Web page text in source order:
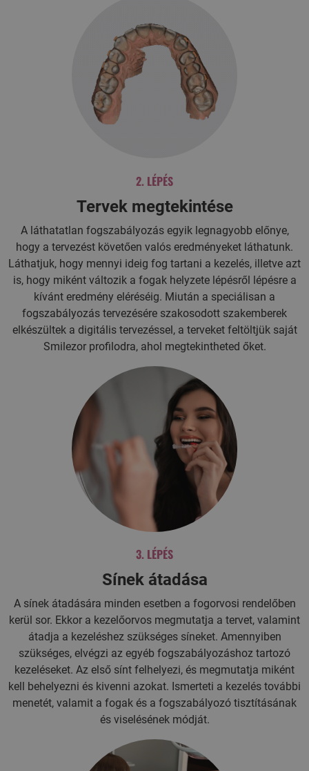
2. LÉPÉS
Tervek megtekintése
A láthatatlan fogszabályozás egyik legnagyobb előnye,
hogy a tervezést követően valós eredményeket láthatunk.
Láthatjuk, hogy mennyi ideig fog tartani a kezelés, illetve azt
is, hogy miként változik a fogak helyzete lépésről lépésre a
kívánt eredmény eléréséig. Miután a speciálisan a
fogszabályozás tervezésére szakosodott szakemberek
elkészültek a digitális tervezéssel, a terveket feltöltjük saját
Smilezor profilodra, ahol megtekintheted őket.
3. LÉPÉS
Sínek átadása
A sínek átadására minden esetben a fogorvosi rendelőben
kerül sor. Ekkor a kezelőorvos megmutatja a tervet, valamint
átadja a kezeléshez szükséges síneket. Amennyiben
szükséges, elvégzi az egyéb fogszabályozáshoz tartozó
kezeléseket. Az első sínt felhelyezi, és megmutatja miként
kell behelyezni és kivenni azokat. Ismerteti a kezelés további
menetét, valamit a fogak és a fogszabályozó tisztításának
és viselésének módját.